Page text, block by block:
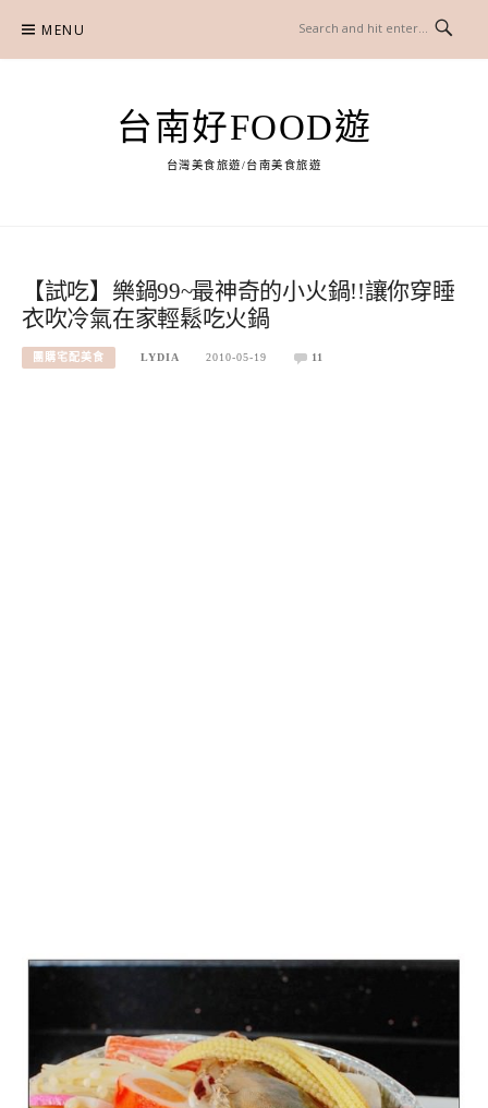
content
MENU
台南好FOOD遊
台灣美食旅遊/台南美食旅遊
【試吃】樂鍋99~最神奇的小火鍋!!讓你穿睡
衣吹冷氣在家輕鬆吃火鍋
團購宅配美食 LYDIA 2010-05-19 11